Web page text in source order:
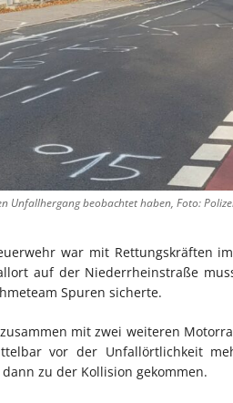
Unfallhergang beobachtet haben, Foto:
war mit Rettungskräften
auf der Niederrheinstraße
Spuren sicherte.
mit zwei weiteren
vor der Unfallörtlichkeit
zu der Kollision gekommen.